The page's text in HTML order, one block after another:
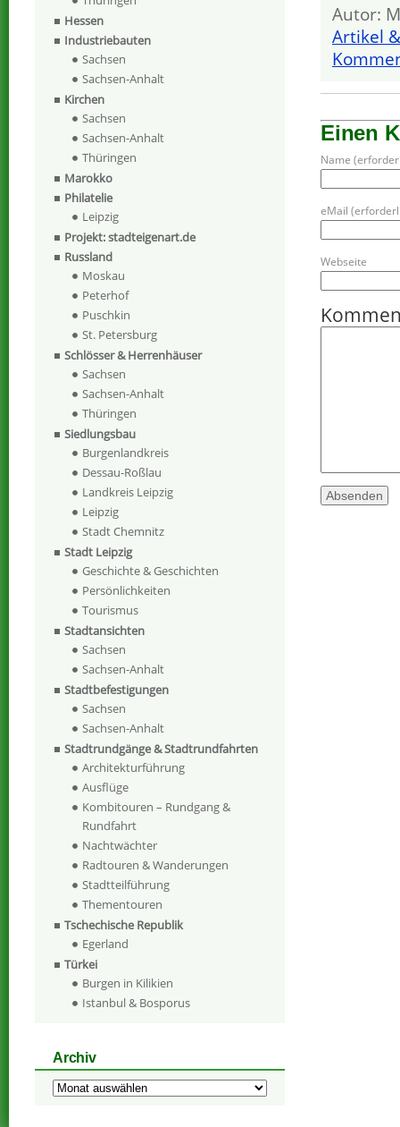
Autor:
Artikel
Einen
Name
eMail
Webseite
Hessen
Industriebauten
Sachsen
Sachsen-Anhalt
Kirchen
Sachsen
Sachsen-Anhalt
Thüringen
Marokko
Philatelie
Leipzig
Projekt: stadteigenart.de
Russland
Moskau
Peterhof
Puschkin
St. Petersburg
Schlösser & Herrenhäuser
Sachsen
Sachsen-Anhalt
Thüringen
Siedlungsbau
Burgenlandkreis
Dessau-Roßlau
Landkreis Leipzig
Leipzig
Stadt Chemnitz
Stadt Leipzig
Geschichte & Geschichten
Persönlichkeiten
Tourismus
Stadtansichten
Sachsen
Sachsen-Anhalt
Stadtbefestigungen
Sachsen
Sachsen-Anhalt
Stadtrundgänge & Stadtrundfahrten
Architekturführung
Ausflüge
Kombitouren – Rundgang &
Rundfahrt
Nachtwächter
Radtouren & Wanderungen
Stadtteilführung
Thementouren
Tschechische Republik
Egerland
Türkei
Burgen in Kilikien
Istanbul & Bosporus
Archiv
Archiv